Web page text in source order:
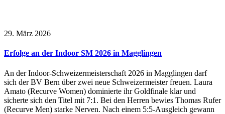
29. März 2026
Erfolge an der Indoor SM 2026 in Magglingen
An der Indoor-Schweizermeisterschaft 2026 in Magglingen darf
sich der BV Bern über zwei neue Schweizermeister freuen. Laura
Amato (Recurve Women) dominierte ihr Goldfinale klar und
sicherte sich den Titel mit 7:1. Bei den Herren bewies Thomas Rufer
(Recurve Men) starke Nerven. Nach einem 5:5-Ausgleich gewann